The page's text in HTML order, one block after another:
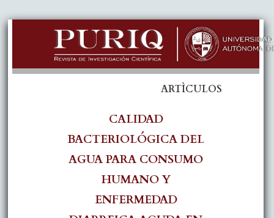
ARTÌCULOS
CALIDAD
BACTERIOLÓGICA DEL
AGUA PARA CONSUMO
HUMANO Y
ENFERMEDAD